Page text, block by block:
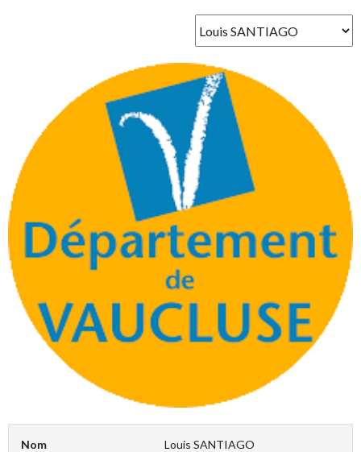
Nom Louis SANTIAGO